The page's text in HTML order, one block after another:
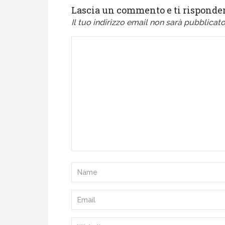
Lascia un commento e ti
Il tuo indirizzo email non sarà